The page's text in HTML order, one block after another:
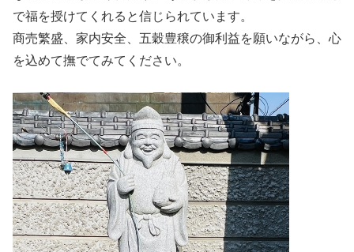
で福を授けてくれると信じられています。
商売繁盛、家内安全、五穀豊穣の御利益を願いながら、心
を込めて撫でてみてください。